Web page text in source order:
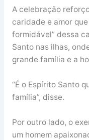
A celebração
caridade e amor
formidável” dessa
Santo nas ilhas,
grande família e a
“É o Espírito Santo
família”, disse.
Por outro lado, o
um homem